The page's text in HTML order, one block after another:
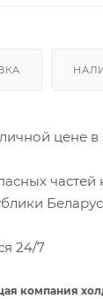
цене
частей
24/7